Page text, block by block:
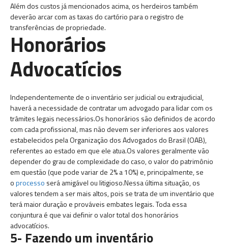
Além dos custos já mencionados acima, os herdeiros também
deverão arcar com as taxas do cartório para o registro de
transferências de propriedade.
Honorários
Advocatícios
Independentemente de o inventário ser judicial ou extrajudicial,
haverá a necessidade de contratar um advogado para lidar com os
trâmites legais necessários.Os honorários são definidos de acordo
com cada profissional, mas não devem ser inferiores aos valores
estabelecidos pela Organização dos Advogados do Brasil (OAB),
referentes ao estado em que ele atua.Os valores geralmente vão
depender do grau de complexidade do caso, o valor do patrimônio
em questão (que pode variar de 2% a 10%) e, principalmente, se
oprocesso será amigável ou litigioso.Nessa última situação, os
valores tendem a ser mais altos, pois se trata de um inventário que
terá maior duração e prováveis embates legais. Toda essa
conjuntura é que vai definir o valor total dos honorários
advocatícios.
5- Fazendo um inventário